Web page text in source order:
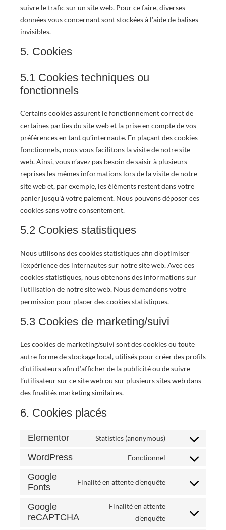
suivre le trafic sur un site web. Pour ce faire, diverses
données vous concernant sont stockées à l’aide de balises
invisibles.
5. Cookies
5.1 Cookies techniques ou
fonctionnels
Certains cookies assurent le fonctionnement correct de
certaines parties du site web et la prise en compte de vos
préférences en tant qu’internaute. En plaçant des cookies
fonctionnels, nous vous facilitons la visite de notre site
web. Ainsi, vous n’avez pas besoin de saisir à plusieurs
reprises les mêmes informations lors de la visite de notre
site web et, par exemple, les éléments restent dans votre
panier jusqu’à votre paiement. Nous pouvons déposer ces
cookies sans votre consentement.
5.2 Cookies statistiques
Nous utilisons des cookies statistiques afin d’optimiser
l’expérience des internautes sur notre site web. Avec ces
cookies statistiques, nous obtenons des informations sur
l’utilisation de notre site web. Nous demandons votre
permission pour placer des cookies statistiques.
5.3 Cookies de marketing/suivi
Les cookies de marketing/suivi sont des cookies ou toute
autre forme de stockage local, utilisés pour créer des profils
d’utilisateurs afin d’afficher de la publicité ou de suivre
l’utilisateur sur ce site web ou sur plusieurs sites web dans
des finalités marketing similaires.
6. Cookies placés
Elementor Statistics (anonymous)
WordPress Fonctionnel
Google
Fonts
Finalité en attente d’enquête
Google
reCAPTCHA
Finalité en attente
d’enquête